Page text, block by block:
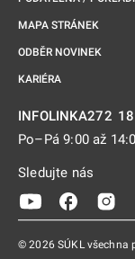
MAPA STRÁNEK
ODBĚR NOVINEK
KARIÉRA
INFOLINKA272
Po–Pá 9:00 až
Sledujte nás
Odkaz seOdkaz
© 2026 SÚKL všechna